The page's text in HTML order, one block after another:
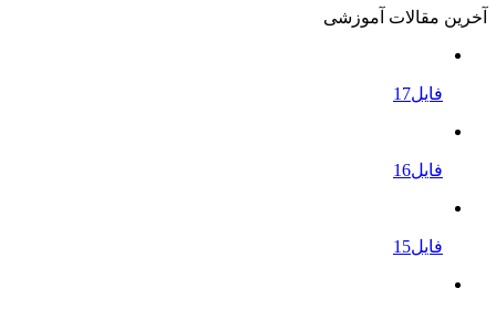
آخرین مقالات آموزشی
فایل17
فایل16
فایل15